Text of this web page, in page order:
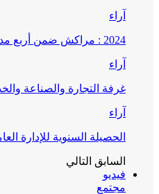
آراء
2024 : مراكش ضمن أربع مدن بالممكلة سجلت مامجموعه 656 قضية تتعلق بغسيل الأموال
آراء
غرفة التجارة والصناعة
آراء
الحصيلة السنوية للإدارة
السابق التالي
فيديو
مجتمع